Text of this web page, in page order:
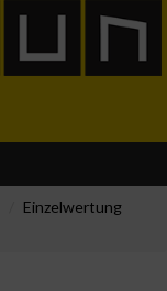
Einzelwertung